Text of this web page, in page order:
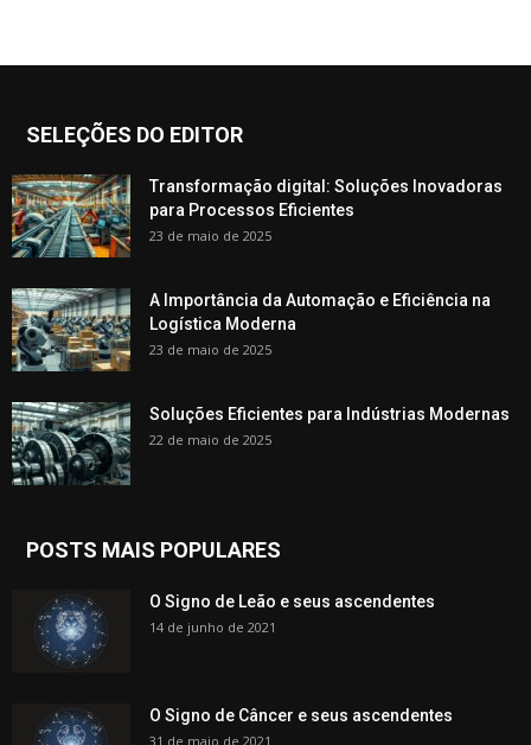
SELEÇÕES DO EDITOR
Transformação digital: Soluções Inovadoras
para Processos Eficientes
23 de maio de 2025
A Importância da Automação e Eficiência na
Logística Moderna
23 de maio de 2025
Soluções Eficientes para Indústrias Modernas
22 de maio de 2025
POSTS MAIS POPULARES
O Signo de Leão e seus ascendentes
14 de junho de 2021
O Signo de Câncer e seus ascendentes
31 de maio de 2021